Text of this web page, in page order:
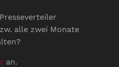
alle zwei Monate
an.